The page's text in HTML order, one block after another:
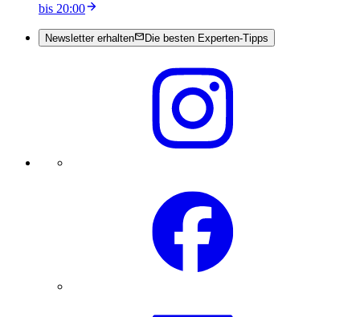
bis 20:00
Newsletter erhalten Die besten Experten-Tipps